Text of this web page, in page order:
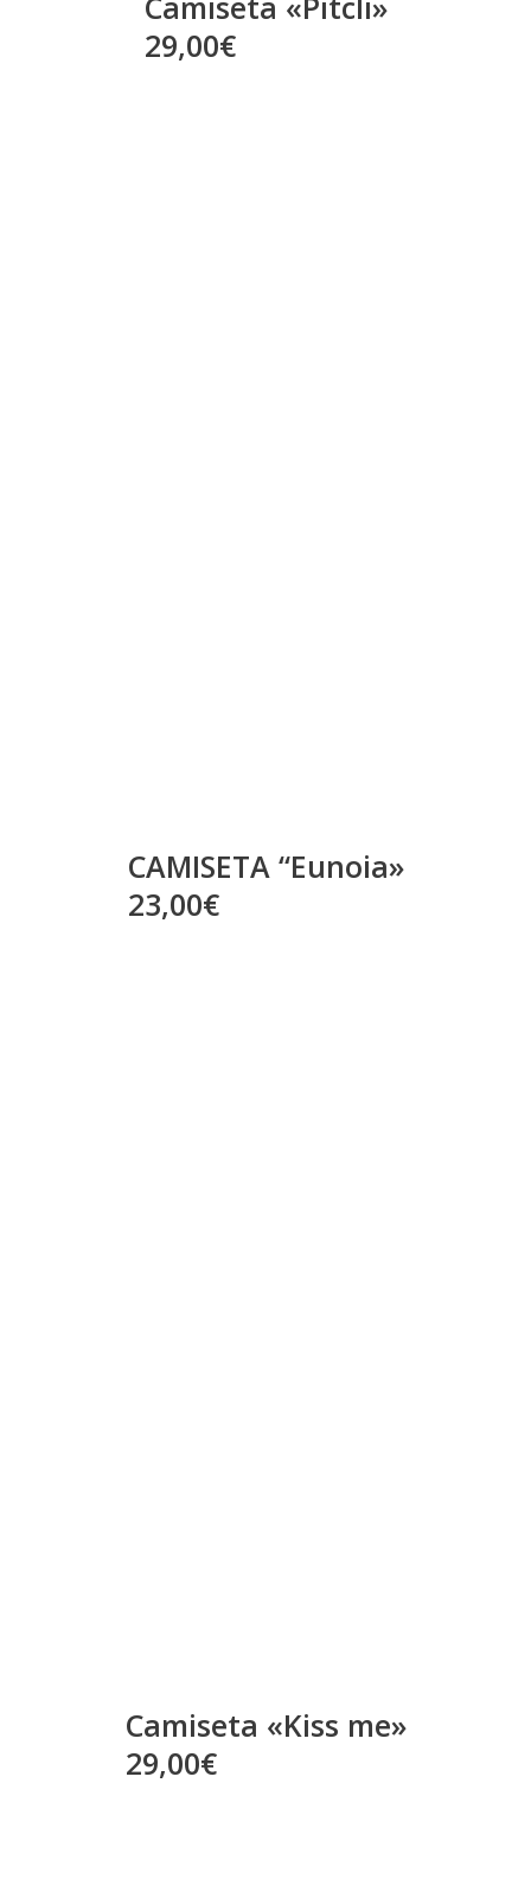
29,00€
CAMISETA “Eunoia»
23,00€
Camiseta «Kiss me»
29,00€